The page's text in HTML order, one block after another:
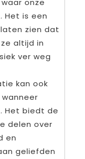
onze
Het is een
zien dat
altijd in
ver weg
kan ook
Het biedt de
delen over
en
geliefden